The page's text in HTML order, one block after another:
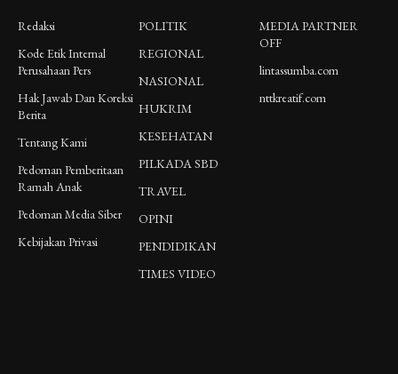
Redaksi
Kode Etik Internal
Perusahaan Pers
Hak Jawab Dan Koreksi
Berita
Tentang Kami
Pedoman Pemberitaan
Ramah Anak
Pedoman Media Siber
Kebijakan Privasi
POLITIK
REGIONAL
NASIONAL
HUKRIM
KESEHATAN
PILKADA SBD
TRAVEL
OPINI
PENDIDIKAN
TIMES VIDEO
MEDIA PARTNER
OFF
lintassumba.com
nttkreatif.com